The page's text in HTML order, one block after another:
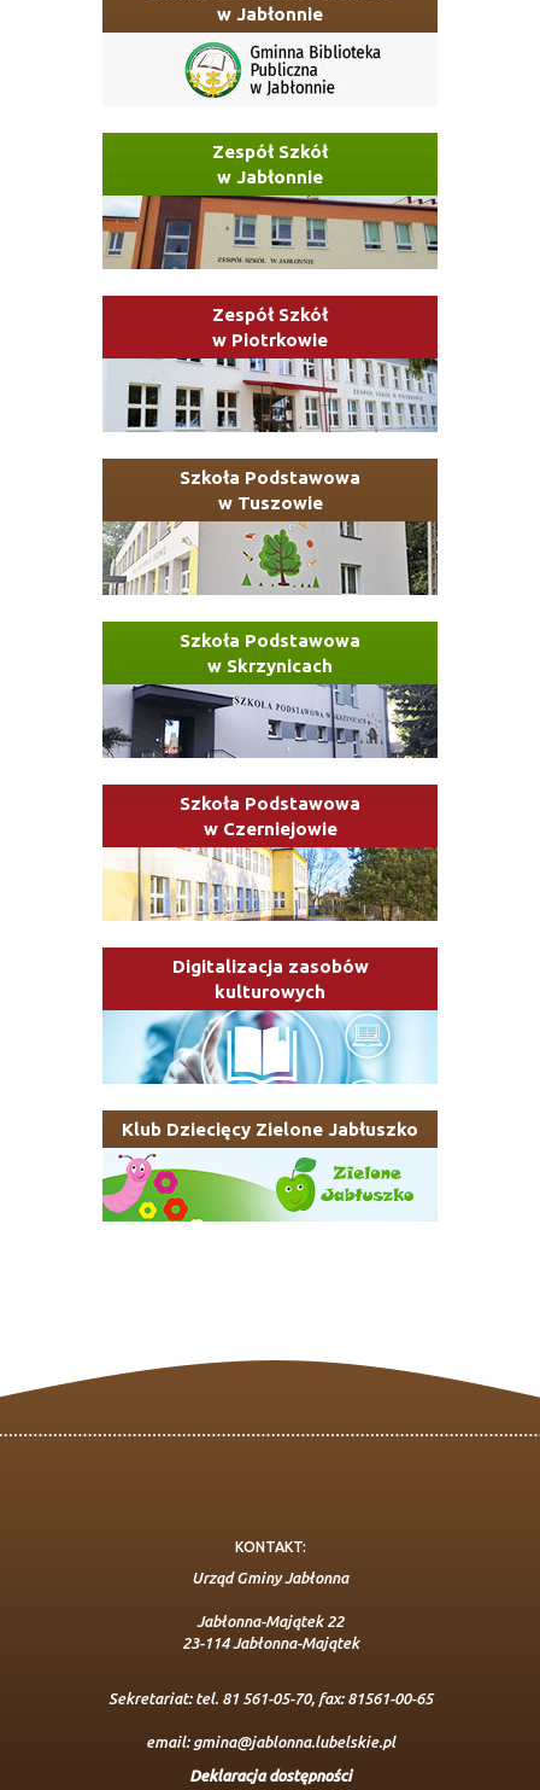
w Jabłonnie
Zespół Szkół
w Jabłonnie
Zespół Szkół
w Piotrkowie
Szkoła Podstawowa
w Tuszowie
Szkoła Podstawowa
w Skrzynicach
Szkoła Podstawowa
w Czerniejowie
Digitalizacja zasobów
kulturowych
Klub Dziecięcy Zielone Jabłuszko
KONTAKT:
Urząd Gminy Jabłonna
Jabłonna-Majątek 22
23-114 Jabłonna-Majątek
Sekretariat: tel. 81 561-05-70, fax: 81561-00-65
email: gmina@jablonna.lubelskie.pl
Deklaracja dostępności